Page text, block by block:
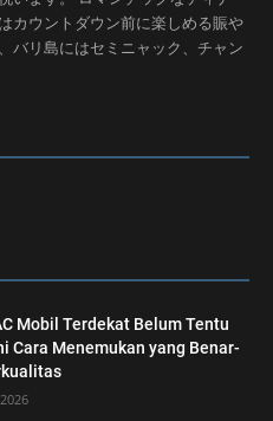
カウントダウン前に楽しめる賑や
バリ島にはセミニャック、チャン
Mobil Terdekat Belum Tentu
Cara Menemukan yang Benar-